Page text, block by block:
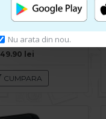
Nu arata din nou.
49.90 lei
CUMPARA